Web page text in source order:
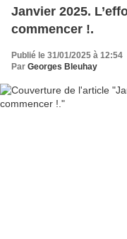
Janvier 2025.
commencer !.
Publié le 31/01/2025 à 12:54
Par Georges Bleuhay